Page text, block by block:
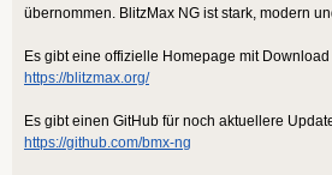
übernommen. BlitzMax NG ist stark, modern
Es gibt eine offizielle Homepage mit
https://blitzmax.org/
Es gibt einen GitHub für noch aktuellere
https://github.com/bmx-ng